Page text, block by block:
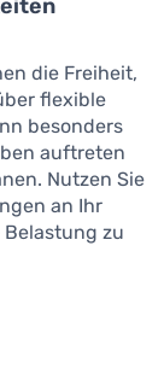
die Freiheit,
flexible
besonders
auftreten
Nutzen Sie
an Ihr
zu